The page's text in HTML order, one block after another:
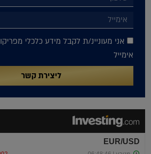
אני מעוניינ/ת לקבל מידע כלכלי
אימייל
ליצירת קשר